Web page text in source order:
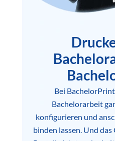
Bei
Bachelorarbeit
konfigurieren und
binden lassen. Und das